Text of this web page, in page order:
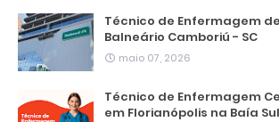
Técnico de Enfermagem
Balneário Camboriú - SC
maio 07, 2026
Técnico de Enfermagem
em Florianópolis na Baía